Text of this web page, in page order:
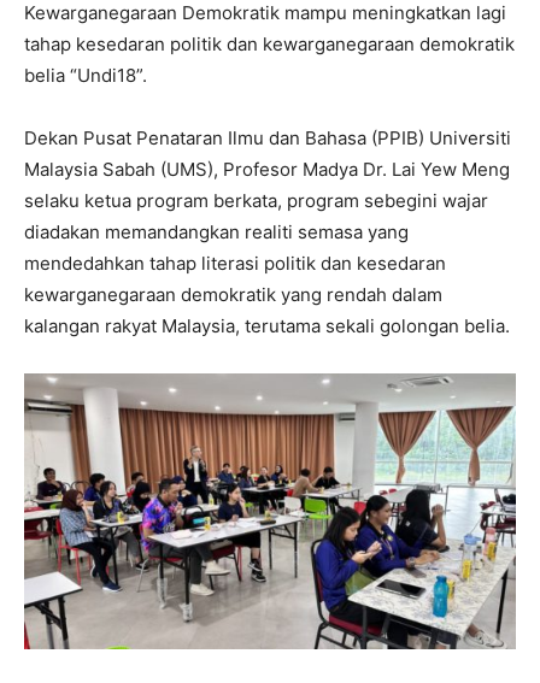
Kewarganegaraan Demokratik mampu meningkatkan lagi
tahap kesedaran politik dan kewarganegaraan demokratik
belia “Undi18”.
Dekan Pusat Penataran Ilmu dan Bahasa (PPIB) Universiti
Malaysia Sabah (UMS), Profesor Madya Dr. Lai Yew Meng
selaku ketua program berkata, program sebegini wajar
diadakan memandangkan realiti semasa yang
mendedahkan tahap literasi politik dan kesedaran
kewarganegaraan demokratik yang rendah dalam
kalangan rakyat Malaysia, terutama sekali golongan belia.